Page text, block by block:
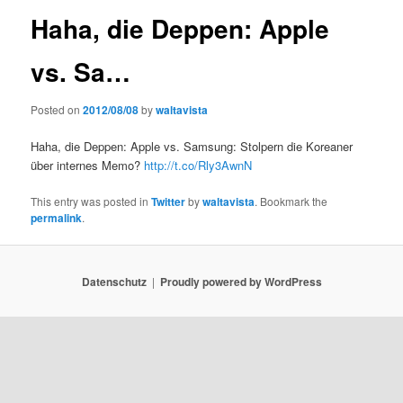
Haha, die Deppen: Apple
vs. Sa…
Posted on2012/08/08bywaltavista
Haha, die Deppen: Apple vs. Samsung: Stolpern die Koreaner
über internes Memo? http://t.co/Rly3AwnN
This entry was posted inTwitterbywaltavista. Bookmark the
permalink.
Datenschutz Proudly powered by WordPress